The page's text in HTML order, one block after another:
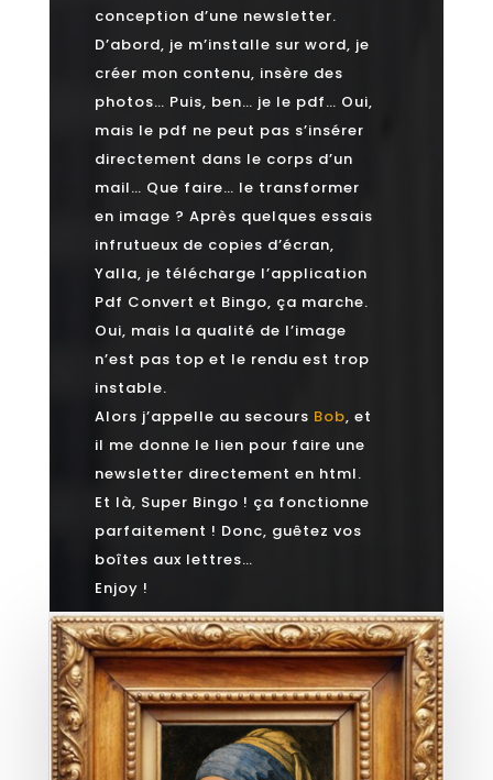
conception d’une newsletter.
D’abord, je m’installe sur word, je
créer mon contenu, insère des
photos… Puis, ben… je le pdf… Oui,
mais le pdf ne peut pas s’insérer
directement dans le corps d’un
mail… Que faire… le transformer
en image ? Après quelques essais
infrutueux de copies d’écran,
Yalla, je télécharge l’application
Pdf Convert et Bingo, ça marche.
Oui, mais la qualité de l’image
n’est pas top et le rendu est trop
instable.
Alors j’appelle au secours Bob, et
il me donne le lien pour faire une
newsletter directement en html.
Et là, Super Bingo ! ça fonctionne
parfaitement ! Donc, guêtez vos
boîtes aux lettres…
Enjoy !